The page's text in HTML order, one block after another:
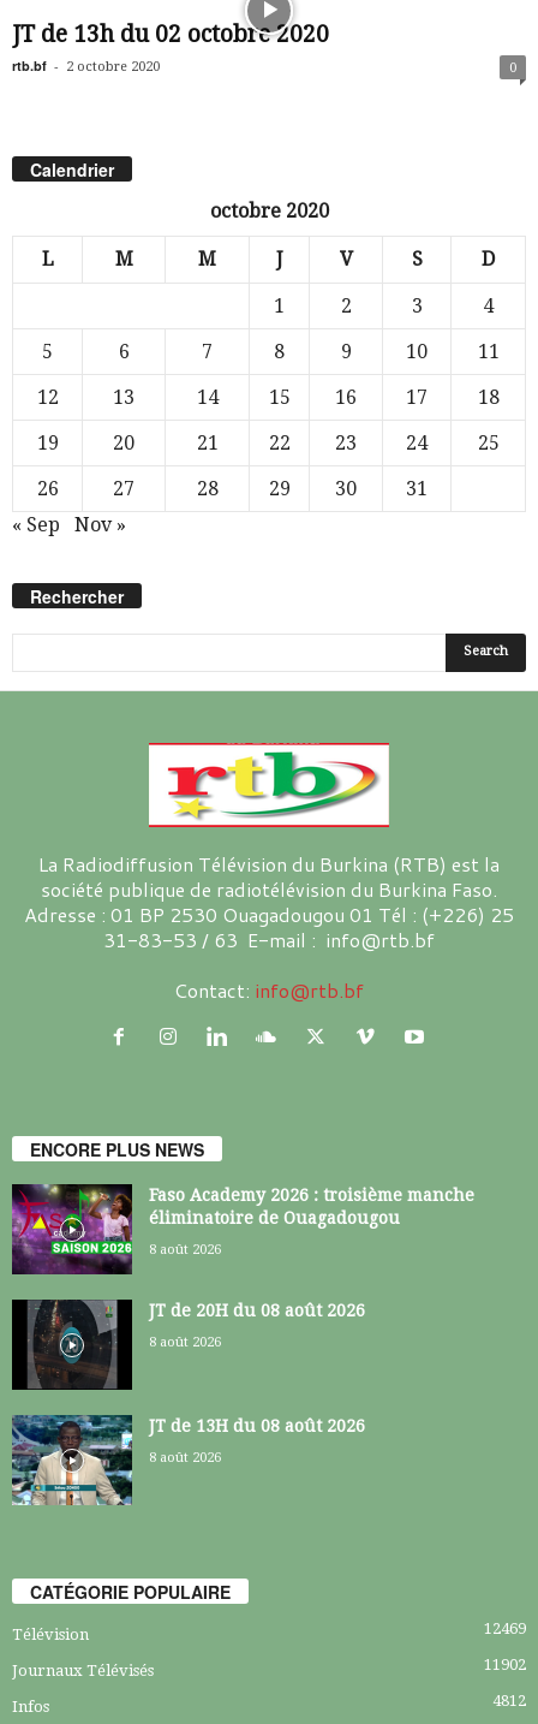
JT de 13h du 02 octobre 2020
rtb.bf - 2 octobre 2020 0
Calendrier
octobre 2020
L M M J V S D
1 2 3
4
5
6 7 8 9 10
11
12
13 14 15 16 17
18
19
20 21 22 23 24
25
26
27 28 29 30
31
« Sep
Nov »
Rechercher
La Radiodiffusion Télévision du Burkina (RTB) est la
société publique de radiotélévision du Burkina Faso.
Adresse : 01 BP 2530 Ouagadougou 01 Tél : (+226) 25
31-83-53 / 63 E-mail : info@rtb.bf
Contact: info@rtb.bf
ENCORE PLUS NEWS
Faso Academy 2026 : troisième manche
éliminatoire de Ouagadougou
8 août 2026
JT de 20H du 08 août 2026
8 août 2026
JT de 13H du 08 août 2026
8 août 2026
CATÉGORIE POPULAIRE
Télévision 12469
Journaux Télévisés 11902
Infos 4812